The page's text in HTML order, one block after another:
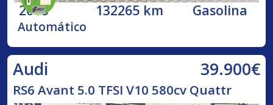
2018 132265 km Gasolina
Automático
Audi 39.900€
RS6 Avant 5.0 TFSI V10 580cv Quattr